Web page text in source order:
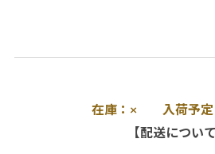
在庫：× 入荷予定
【配送について